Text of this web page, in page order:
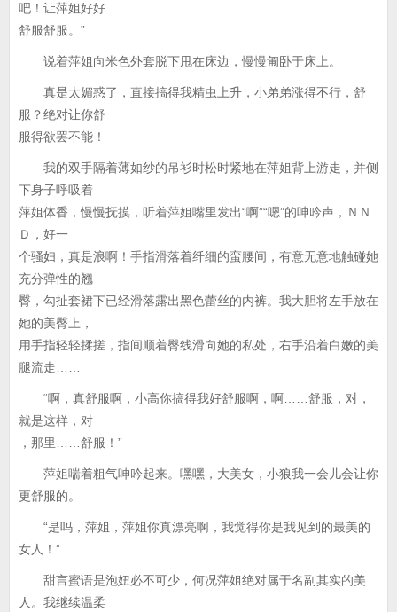
吧！让萍姐好好
舒服舒服。”
说着萍姐向米色外套脱下甩在床边，慢慢匍卧于床上。
真是太媚惑了，直接搞得我精虫上升，小弟弟涨得不行，舒
服？绝对让你舒
服得欲罢不能！
我的双手隔着薄如纱的吊衫时松时紧地在萍姐背上游走，并侧
下身子呼吸着
萍姐体香，慢慢抚摸，听着萍姐嘴里发出“啊”“嗯”的呻吟声，ＮＮ
Ｄ，好一
个骚妇，真是浪啊！手指滑落着纤细的蛮腰间，有意无意地触碰她
充分弹性的翘
臀，勾扯套裙下已经滑落露出黑色蕾丝的内裤。我大胆将左手放在
她的美臀上，
用手指轻轻揉搓，指间顺着臀线滑向她的私处，右手沿着白嫩的美
腿流走……
“啊，真舒服啊，小高你搞得我好舒服啊，啊……舒服，对，
就是这样，对
，那里……舒服！”
萍姐喘着粗气呻吟起来。嘿嘿，大美女，小狼我一会儿会让你
更舒服的。
“是吗，萍姐，萍姐你真漂亮啊，我觉得你是我见到的最美的
女人！”
甜言蜜语是泡妞必不可少，何况萍姐绝对属于名副其实的美
人。我继续温柔